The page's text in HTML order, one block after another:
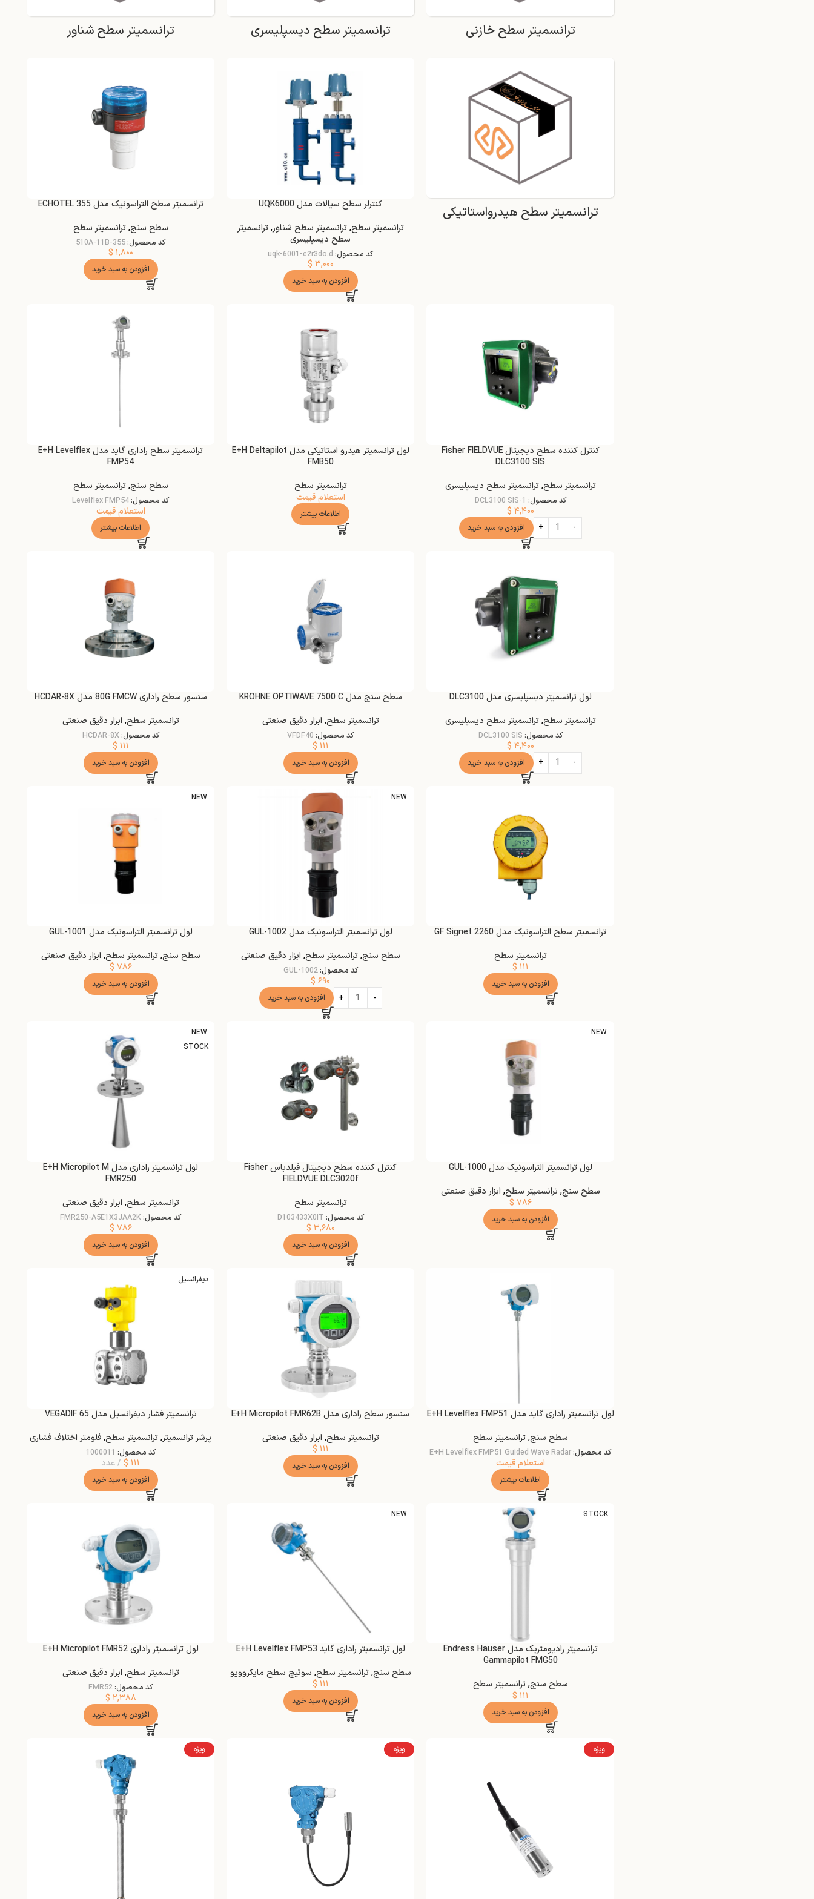
ترانسمیتر سطح خازنی ترانسمیتر سطح دیسپلیسری ترانسمیتر سطح شناور
ترانسمیتر سطح هیدرواستاتیکی
کنترلر سطح سیالات مدل UQK6000
ترانسمیتر سطح,ترانسمیتر سطح شناور,ترانسمیتر
سطح دیسپلیسری
کد محصول: uqk-6001-c2r3do.d
$ ۳,۰۰۰
افزودن به سبد خرید
ترانسمیتر سطح التراسونیک مدل ECHOTEL 355
سطح سنج,ترانسمیتر سطح
کد محصول:355-510A-11B
$ ۱,۸۰۰
افزودن به سبد خرید
کنترل کننده سطح دیجیتال Fisher FIELDVUE
DLC3100 SIS
ترانسمیتر سطح,ترانسمیتر سطح دیسپلیسری
کد محصول: DCL3100 SIS-1
$ ۴,۴۰۰
افزودن به سبد خرید
لول ترانسمیتر هیدرو استاتیکی مدل E+H Deltapilot
FMB50
ترانسمیتر سطح
استعلام قیمت
اطلاعات بیشتر
ترانسمیتر سطح راداری گاید مدل E+H Levelflex
FMP54
سطح سنج,ترانسمیتر سطح
کد محصول:Levelflex FMP54
استعلام قیمت
اطلاعات بیشتر
لول ترانسمیتر دیسپلیسری مدل DLC3100
ترانسمیتر سطح,ترانسمیتر سطح دیسپلیسری
کد محصول: DCL3100 SIS
$ ۴,۴۰۰
افزودن به سبد خرید
سطح سنج مدل KROHNE OPTIWAVE 7500 C
ترانسمیتر سطح, ابزار دقیق صنعتی
کد محصول: VFDF40
$ ۱۱۱
افزودن به سبد خرید
سنسور سطح راداری 80G FMCW مدل HCDAR-8X
ترانسمیتر سطح, ابزار دقیق صنعتی
کد محصول:HCDAR-8X
$ ۱۱۱
افزودن به سبد خرید
ترانسمیتر سطح التراسونیک مدل GF Signet 2260
ترانسمیتر سطح
$ ۱۱۱
افزودن به سبد خرید
NEW
لول ترانسمیتر التراسونیک مدل GUL-1002
سطح سنج,ترانسمیتر سطح, ابزار دقیق صنعتی
کد محصول:GUL-1002
$ ۶۹۰
افزودن به سبد خرید
NEW
لول ترانسمیتر التراسونیک مدل GUL-1001
سطح سنج,ترانسمیتر سطح, ابزار دقیق صنعتی
$ ۷۸۶
افزودن به سبد خرید
NEW
لول ترانسمیتر التراسونیک مدل GUL-1000
سطح سنج,ترانسمیتر سطح, ابزار دقیق صنعتی
$ ۷۸۶
افزودن به سبد خرید
کنترل کننده سطح دیجیتال فیلدباس Fisher
FIELDVUE DLC3020f
ترانسمیتر سطح
کد محصول: D103433X0IT
$ ۳,۶۸۰
افزودن به سبد خرید
NEW
STOCK
لول ترانسمیتر راداری مدل E+H Micropilot M
FMR250
ترانسمیتر سطح, ابزار دقیق صنعتی
کد محصول:FMR250-A5E1X3JAA2K
$ ۷۸۶
افزودن به سبد خرید
لول ترانسمیتر راداری گاید مدل E+H Levelflex FMP51
سطح سنج,ترانسمیتر سطح
کد محصول:E+H Levelflex FMP51 Guided Wave Radar
استعلام قیمت
اطلاعات بیشتر
سنسور سطح راداری مدل E+H Micropilot FMR62B
ترانسمیتر سطح, ابزار دقیق صنعتی
$ ۱۱۱
افزودن به سبد خرید
دیفرانسیل
ترانسمیتر فشار دیفرانسیل مدل VEGADIF 65
پرشر ترانسمیتر,ترانسمیتر سطح,فلومتر اختلاف فشاری
کد محصول: 1000011
$ ۱۱۱ عدد
افزودن به سبد خرید
STOCK
ترانسمیتر رادیومتریک مدل Endress Hauser
Gammapilot FMG50
سطح سنج,ترانسمیتر سطح
$ ۱۱۱
افزودن به سبد خرید
NEW
لول ترانسمیتر راداری گاید E+H Levelflex FMP53
سطح سنج,ترانسمیتر سطح, سوئیچ سطح مایکروویو
$ ۱۱۱
افزودن به سبد خرید
لول ترانسمیتر راداری E+H Micropilot FMR52
ترانسمیتر سطح, ابزار دقیق صنعتی
کد محصول:FMR52
$ ۲,۳۸۸
افزودن به سبد خرید
ویژه ویژه ویژه